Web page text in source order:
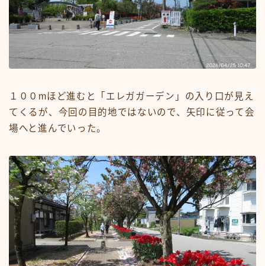
１００mほど進むと「エレガガーデン」の入り口が見え
てくるが、今回の目的地ではないので、矢印に従って会
場へと進んでいった。